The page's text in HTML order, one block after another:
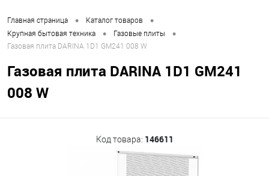
Главная страница • Каталог товаров •
Крупная бытовая техника • Газовые плиты •
Газовая плита DARINA 1D1 GM241 008 W
Газовая плита DARINA 1D1 GM241
008 W
Код товара: 146611